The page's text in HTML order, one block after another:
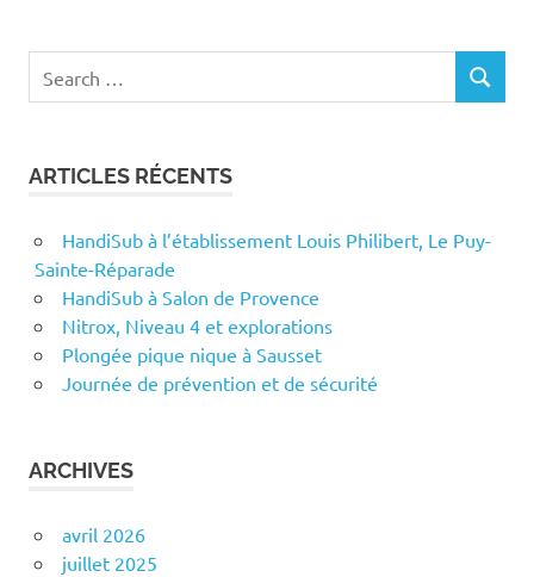
for:
SEARCH
ARTICLES RÉCENTS
HandiSub à l’établissement Louis Philibert, Le Puy-
Sainte-Réparade
HandiSub à Salon de Provence
Nitrox, Niveau 4 et explorations
Plongée pique nique à Sausset
Journée de prévention et de sécurité
ARCHIVES
avril 2026
juillet 2025